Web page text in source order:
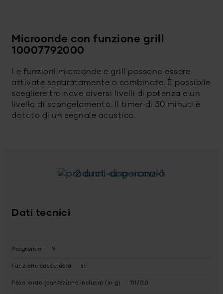
Microonde con funzione grill
10007792000
Le funzioni microonde e grill possono essere
attivate separatamente o combinate. È possibile
scegliere tra nove diversi livelli di potenza e un
livello di scongelamento. Il timer di 30 minuti è
dotato di un segnale acustico.
2 anni di garanzia
Dati tecnici
Programmi 9
Funzione casseruola sì
Peso lordo (confezione inclusa) (in g) 11170.0